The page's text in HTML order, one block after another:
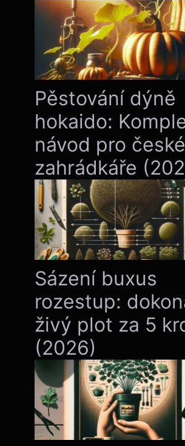
Pěstování dýně
hokaido:
návod pro české
zahrádkáře
Sázení buxus
rozestup:
živý plot za 5
(2026)